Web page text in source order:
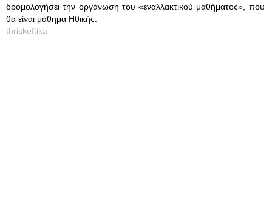
δρομολογήσει την οργάνωση του «εναλλακτικού μαθήματος», που
θα είναι μάθημα Ηθικής.
thriskeftika